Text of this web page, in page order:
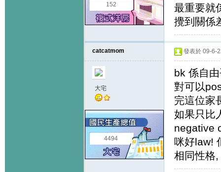
152
最重要就
攪到關係
catcatmom
大宅
4494
發表於 09-6-
bk 係自
對可以
完這位家
如果只比
negative
咪好law!
相同性格